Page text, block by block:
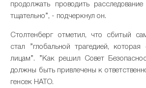
продолжать проводить
тщательно”, - подчеркнул он.
Столтенберг отметил, что сбитый
стал ”глобальной трагедией,
лицам”. ”Как решил Совет
должны быть привлечены к
генсек НАТО.